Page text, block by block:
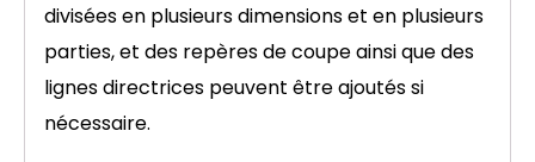
divisées en plusieurs dimensions et en plusieurs
parties, et des repères de coupe ainsi que des
lignes directrices peuvent être ajoutés si
nécessaire.